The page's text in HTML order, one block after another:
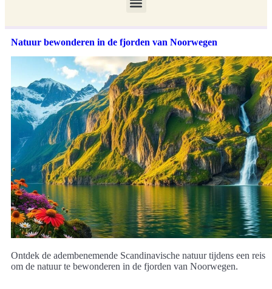
Natuur bewonderen in de fjorden van Noorwegen
Ontdek de adembenemende Scandinavische natuur tijdens een reis
om de natuur te bewonderen in de fjorden van Noorwegen.